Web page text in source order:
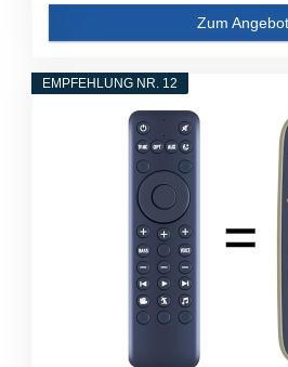
Zum Angebot
EMPFEHLUNG NR. 12